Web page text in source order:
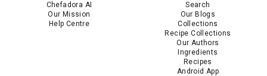
Chefadora AI
Our Mission
Help Centre
Search
Our Blogs
Collections
Recipe Collections
Our Authors
Ingredients
Recipes
Android App